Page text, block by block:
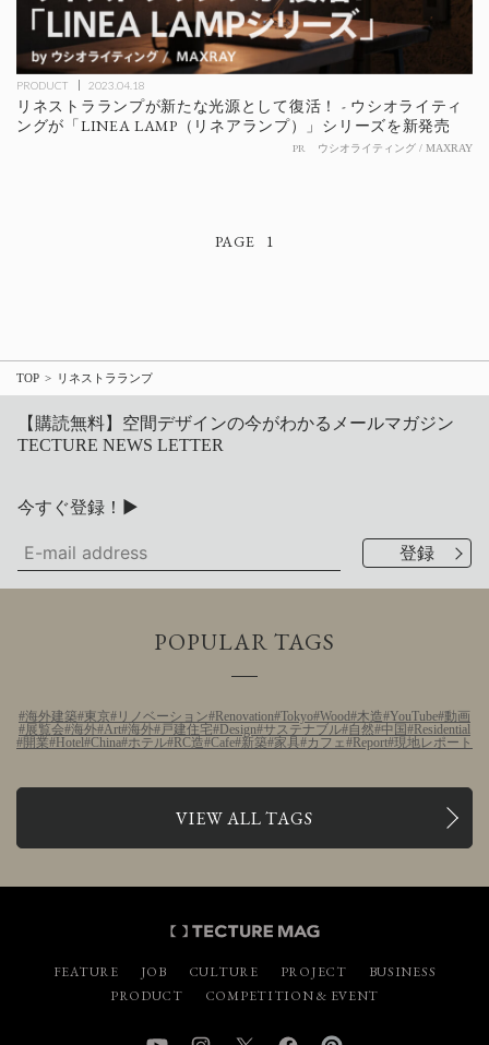
PRODUCT 2023.04.18
リネストラランプが新たな光源として復活！ - ウシオライティ
ングが「LINEA LAMP（リネアランプ）」シリーズを新発売
PR ウシオライティング / MAXRAY
1
TOP リネストラランプ
【購読無料】空間デザインの今がわかるメールマガジン
TECTURE NEWS LETTER
今すぐ登録！▶
POPULAR TAGS
海外建築 東京 リノベーション Renovation Tokyo Wood 木造 YouTube 動画
展覧会 海外 Art 海外 戸建住宅 Design サステナブル 自然 中国
Residential
開業
Hotel China ホテル RC造 Cafe 新築 家具 カフェ Report 現地レポート
VIEW ALL TAGS
FEATURE JOB CULTURE PROJECT
BUSINESS
PRODUCT
COMPETITION & EVENT